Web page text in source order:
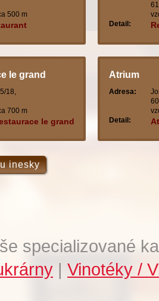
500 m
Detail:
le grand
18,
700 m
le grand
Atrium
Adresa:
Detail:
inesky
specializované
| Vinotéky /